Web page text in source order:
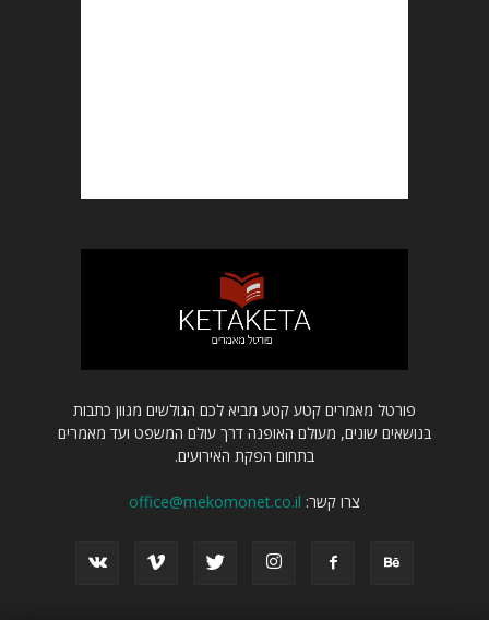
פורטל מאמרים קטע קטע מביא לכם הגולשים מגוון כתבות
בנושאים שונים, מעולם האופנה דרך עולם המשפט ועד מאמרים
בתחום הפקת האירועים.
צרו קשר: office@mekomonet.co.il